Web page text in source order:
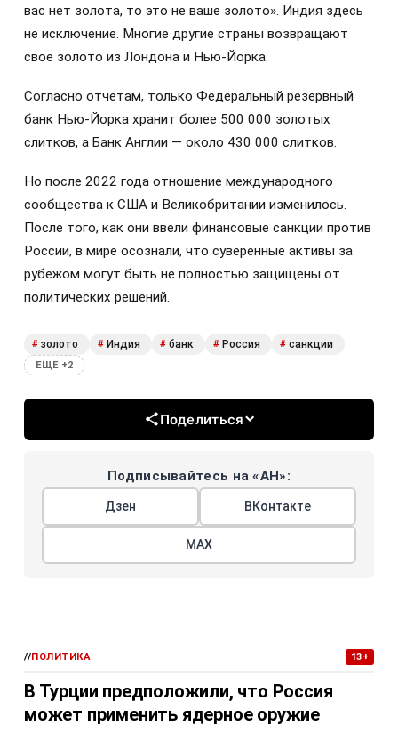
вас нет золота, то это не ваше золото». Индия здесь
не исключение. Многие другие страны возвращают
свое золото из Лондона и Нью-Йорка.
Согласно отчетам, только Федеральный резервный
банк Нью-Йорка хранит более 500 000 золотых
слитков, а Банк Англии — около 430 000 слитков.
Но после 2022 года отношение международного
сообщества к США и Великобритании изменилось.
После того, как они ввели финансовые санкции против
России, в мире осознали, что суверенные активы за
рубежом могут быть не полностью защищены от
политических решений.
# золото # Индия # банк # Россия # санкции
ЕЩЕ +2
Поделиться
Подписывайтесь на «АН»:
Дзен ВКонтакте
МАХ
//ПОЛИТИКА 13+
В Турции предположили, что Россия
может применить ядерное оружие